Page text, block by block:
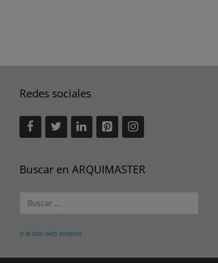
Redes sociales
Buscar en ARQUIMASTER
Ir al sitio web anterior